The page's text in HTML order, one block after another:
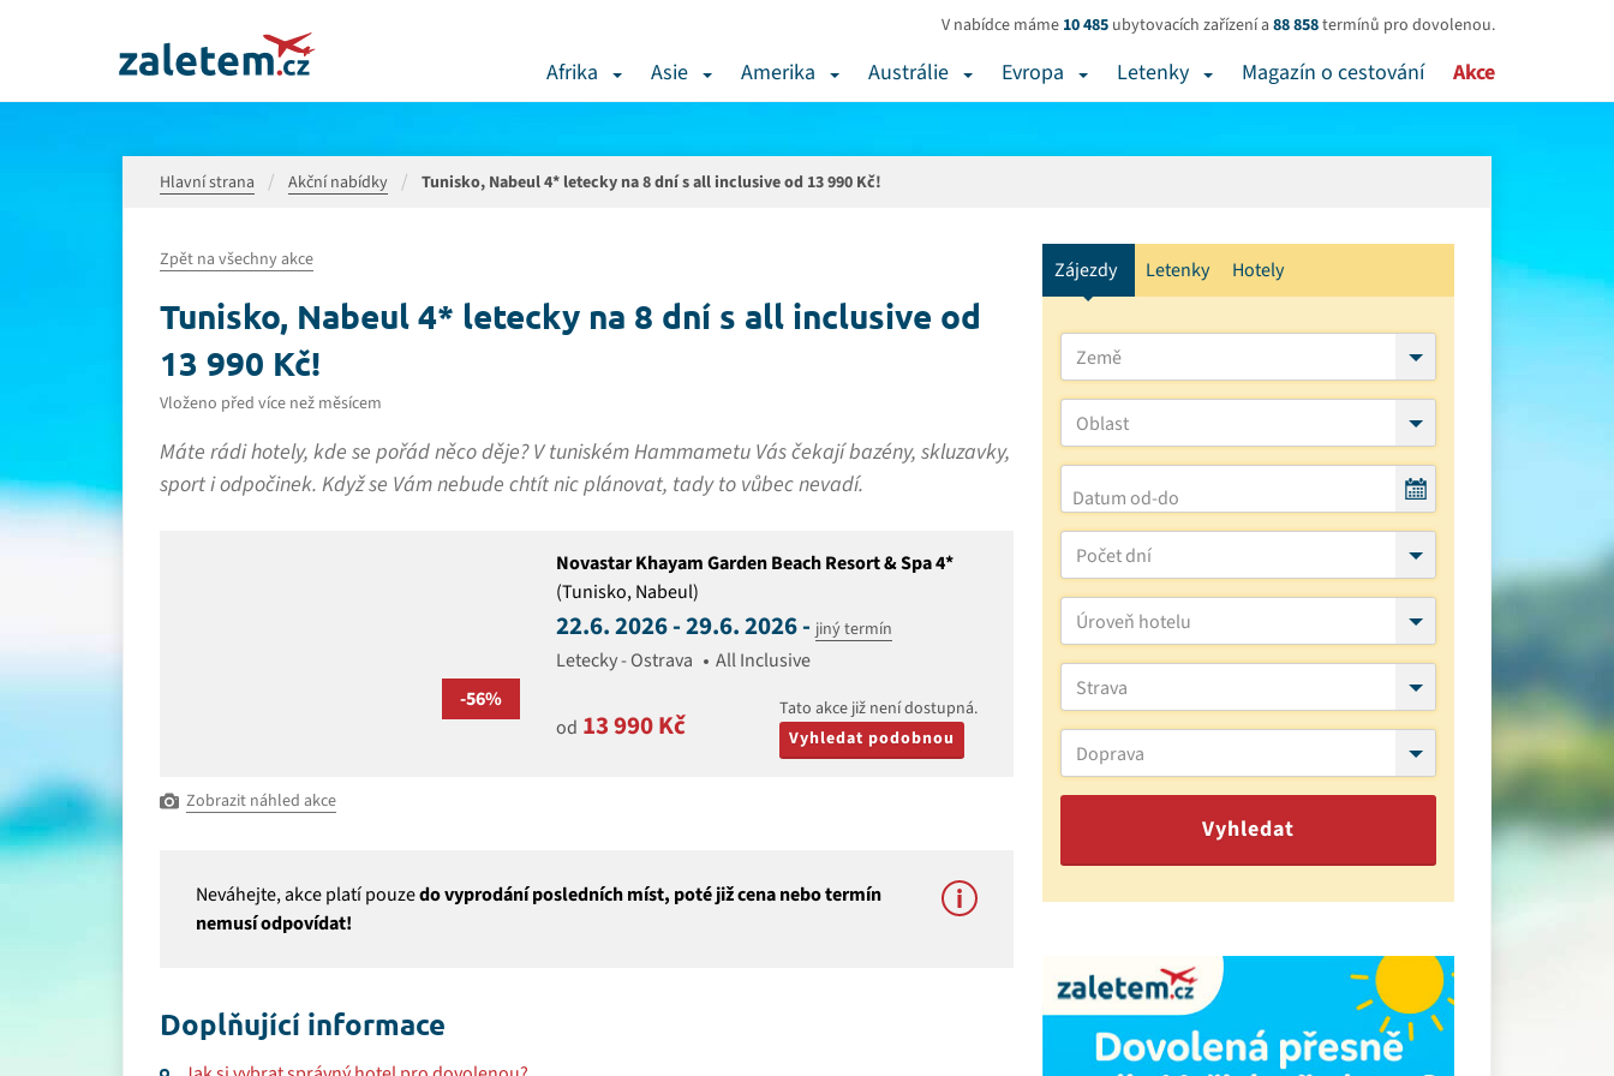
V nabídce máme 10 485 ubytovacích zařízení a 88 858termínů pro dovolenou.
Afrika Asie Amerika Austrálie Evropa Letenky Magazín o cestování Akce
Hlavní strana Akční nabídky Tunisko, Nabeul 4* letecky na 8 dní s all inclusive od 13 990 Kč!
Zpět na všechny akce
Tunisko, Nabeul 4* letecky na 8 dní s all inclusive od
13 990 Kč!
Vloženo před více než měsícem
Máte rádi hotely, kde se pořád něco děje? V tuniském Hammametu Vás čekají bazény, skluzavky,
sport i odpočinek. Když se Vám nebude chtít nic plánovat, tady to vůbec nevadí.
-56%
Novastar Khayam Garden Beach Resort & Spa 4*
(Tunisko, Nabeul)
22.6. 2026 - 29.6. 2026 - jiný termín
Letecky - Ostrava All Inclusive
od 13 990 Kč
Tato akce již není dostupná.
Vyhledat podobnou
Zobrazit náhled akce
Neváhejte, akce platí pouzedo vyprodání posledních míst, poté již cena nebo termín
nemusí odpovídat!
Doplňující informace
Zájezdy Letenky Hotely
Země
Oblast
Počet dní
Úroveň hotelu
Strava
Doprava
Vyhledat